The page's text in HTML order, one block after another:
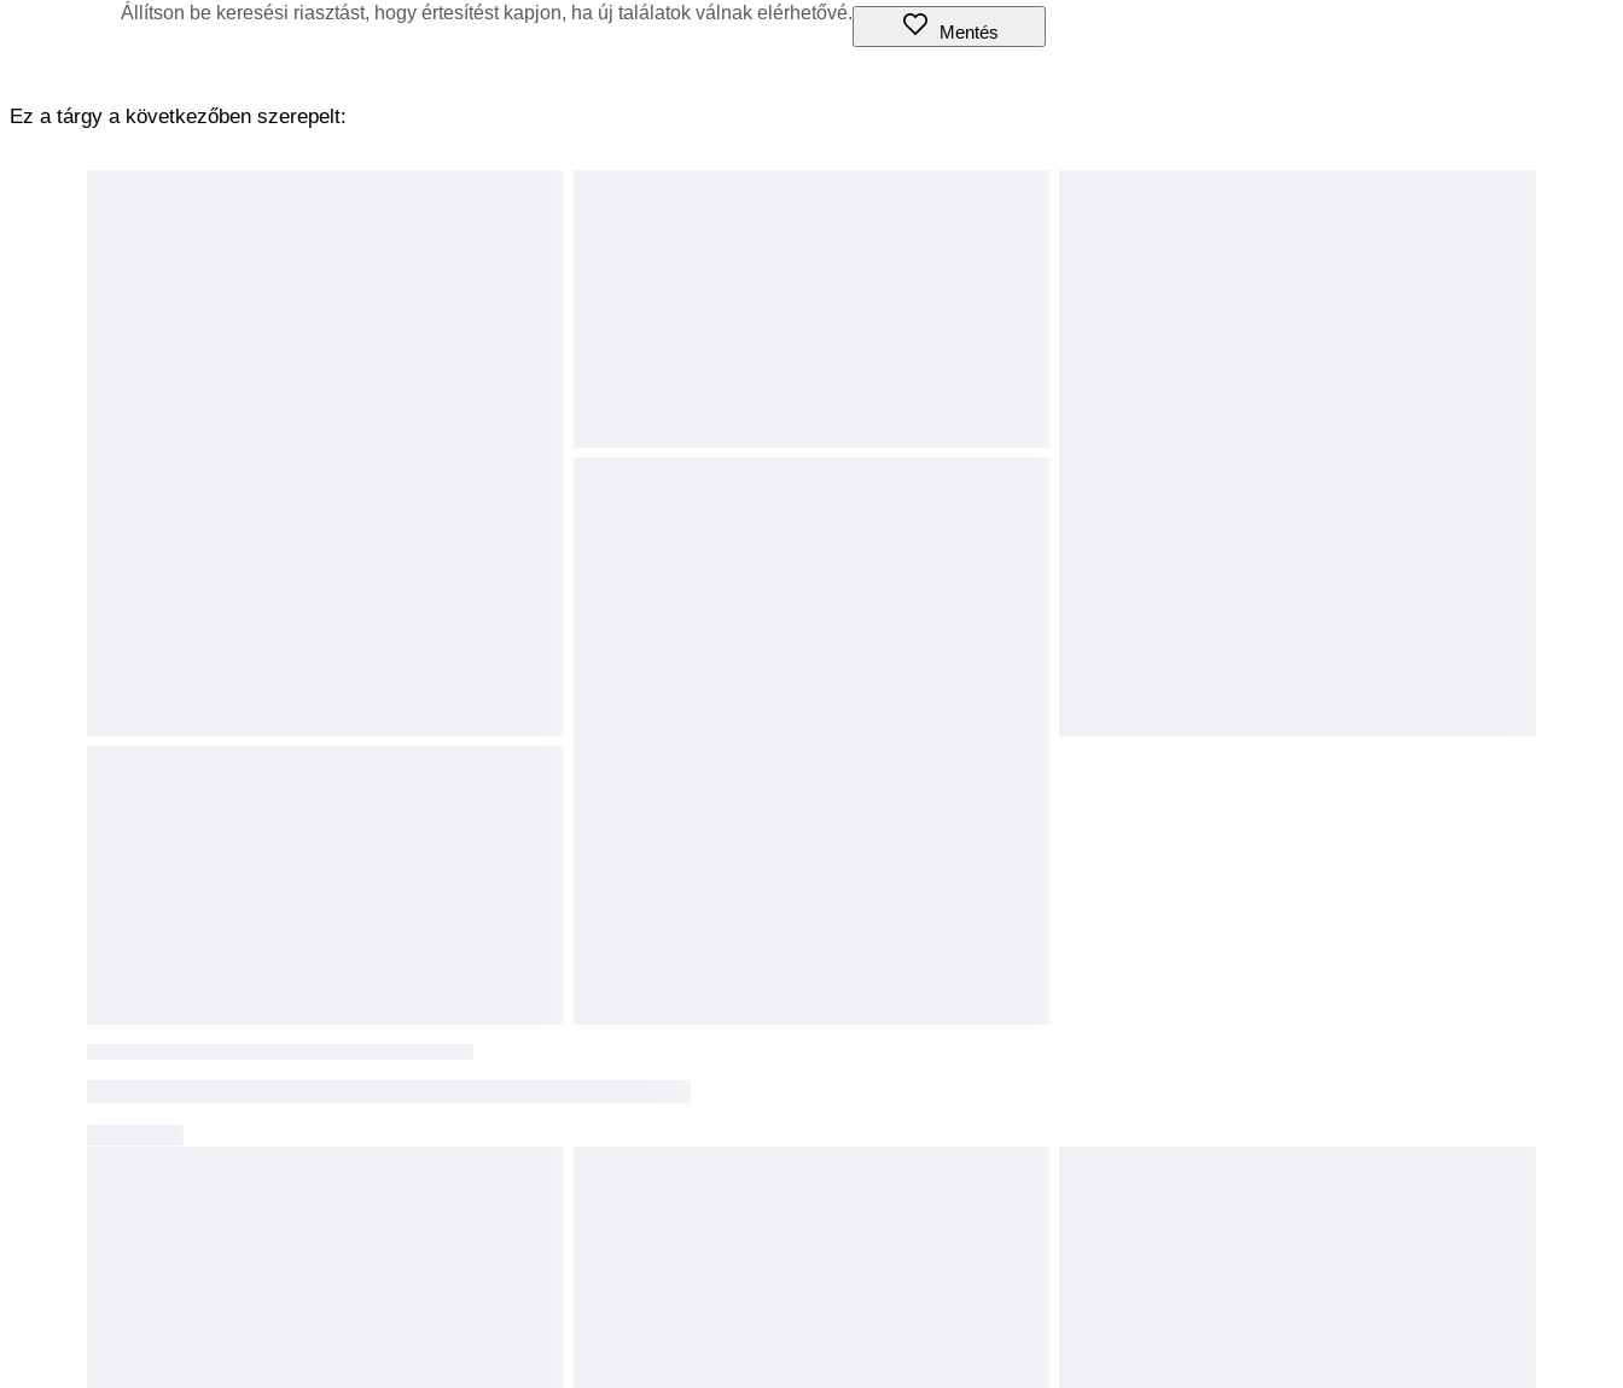
Állítson be keresési riasztást, hogy értesítést kapjon, ha új találatok válnak elérhetővé.
Mentés
Ez a tárgy a következőben szerepelt: